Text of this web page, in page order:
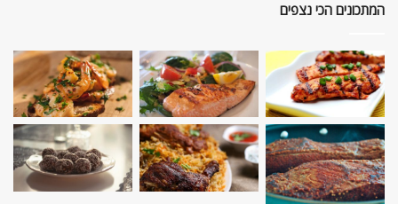
המתכונים הכי נצפים